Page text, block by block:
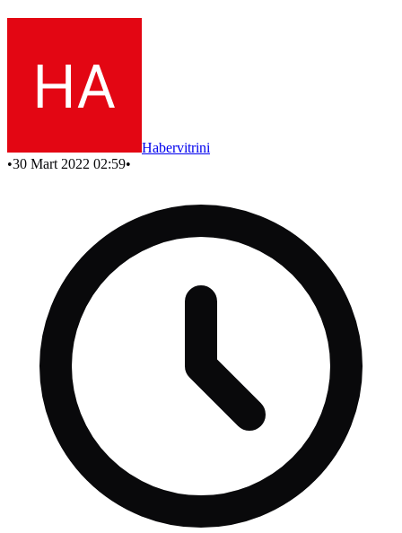
Habervitrini
•30 Mart 2022 02:59•